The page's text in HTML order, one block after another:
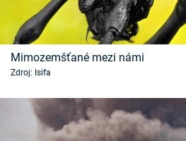
Mimozemšťané mezi námi
Zdroj: Isifa